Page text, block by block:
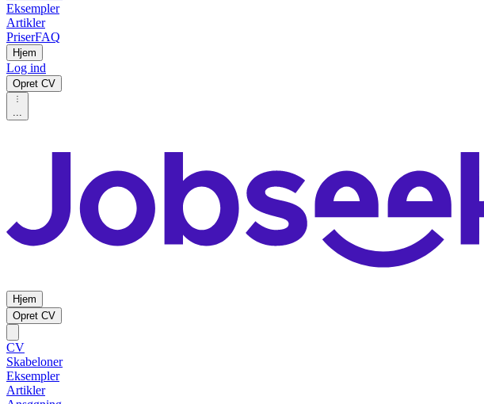
Eksempler
Artikler
PriserFAQ
Hjem
Log ind
Opret CV
...
Hjem
Opret CV
CV
Skabeloner
Eksempler
Artikler